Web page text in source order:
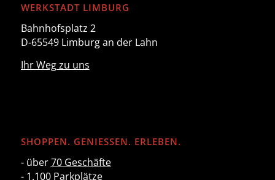
WERKSTADT LIMBURG
Bahnhofsplatz 2
D-65549 Limburg an der Lahn
Ihr Weg zu uns
SHOPPEN. GENIESSEN. ERLEBEN.
- über70 Geschäfte
- 1.100 Parkplätze